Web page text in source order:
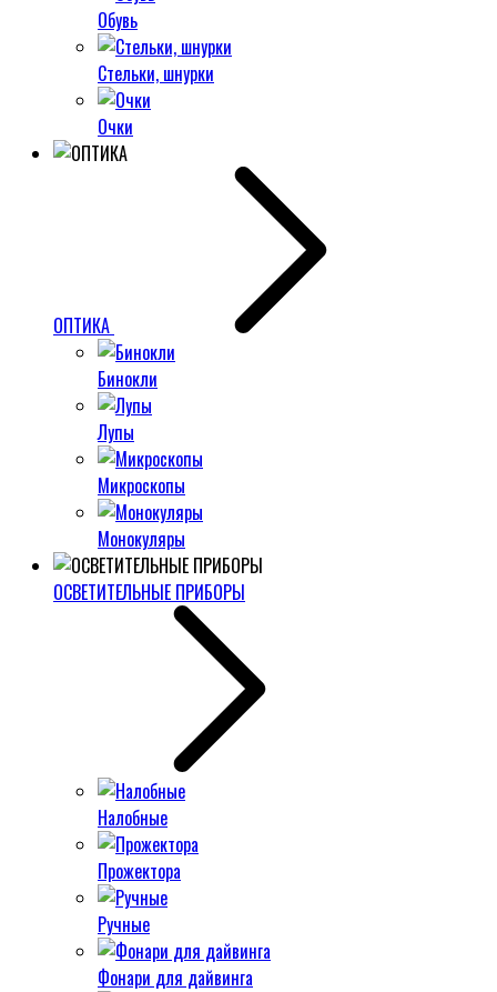
Обувь
Стельки, шнурки
Очки
ОПТИКА
Бинокли
Лупы
Микроскопы
Монокуляры
ОСВЕТИТЕЛЬНЫЕ ПРИБОРЫ
Налобные
Прожектора
Ручные
Фонари для дайвинга